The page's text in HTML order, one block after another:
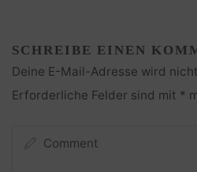
SCHREIBE EINEN
Deine E-Mail-Adresse wird
Erforderliche Felder sind mit *